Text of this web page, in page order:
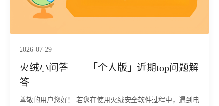
2026-07-29
火绒小问答——「个人版」近期top问题解
答
尊敬的用户您好！ 若您在使用火绒安全软件过程中，遇到电